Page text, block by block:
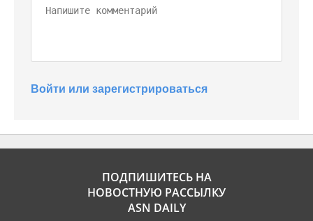
Войти или зарегистрироваться
ПОДПИШИТЕСЬ НА
НОВОСТНУЮ РАССЫЛКУ
ASN DAILY